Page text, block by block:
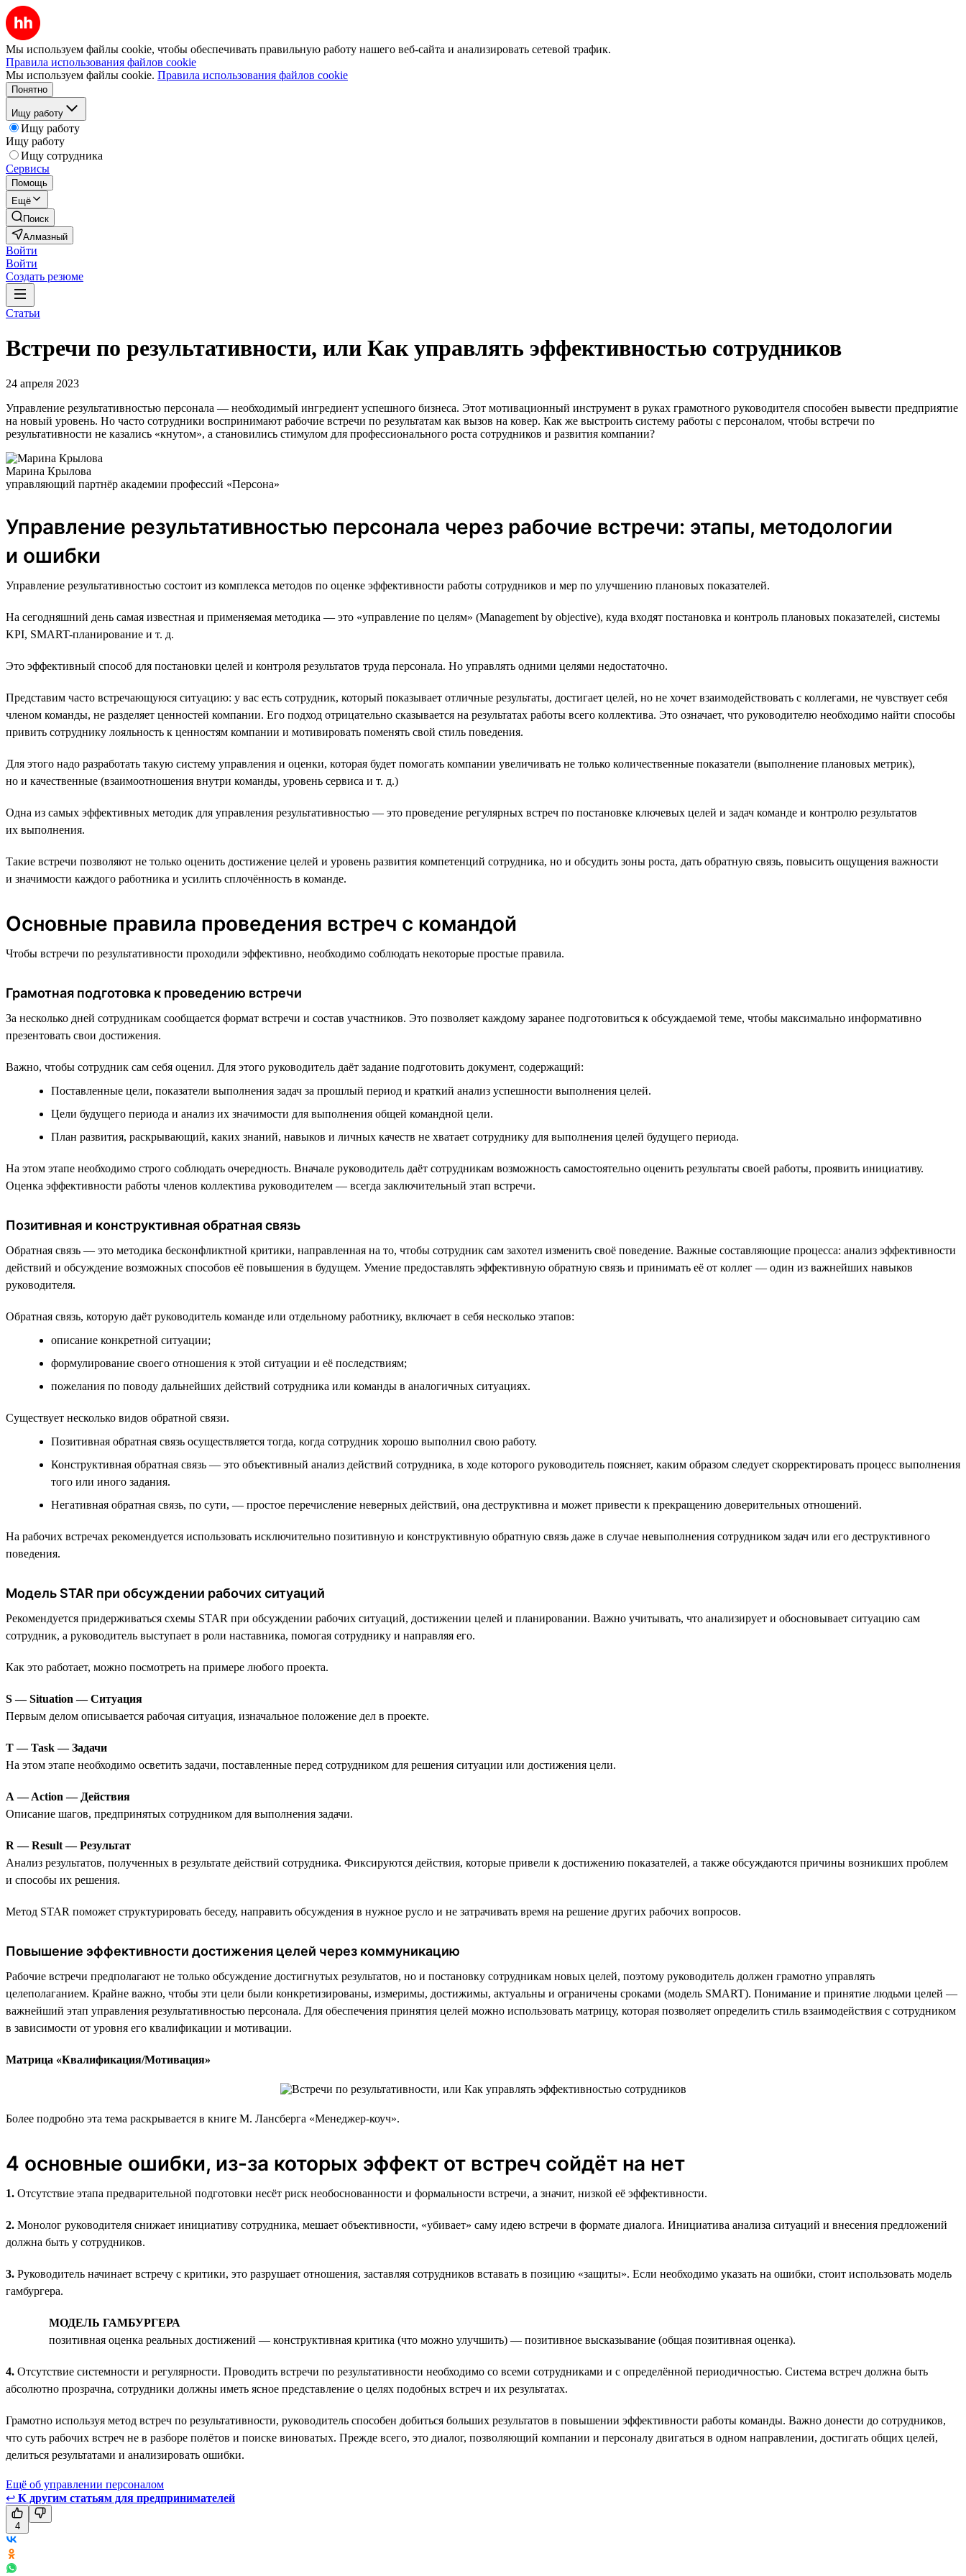
Мы используем файлы cookie, чтобы обеспечивать правильную работу нашего веб-сайта и анализировать сетевой трафик.
Правила использования файлов cookie
Мы используем файлы cookie. Правила использования файлов cookie
Понятно
Ищу работу
Ищу работу
Ищу работу
Ищу сотрудника
Сервисы
Помощь
Ещё
Поиск
Алмазный
Войти
Войти
Создать резюме
Статьи
Встречи по результативности, или Как управлять эффективностью сотрудников
24 апреля 2023
Управление результативностью персонала — необходимый ингредиент успешного бизнеса. Этот мотивационный инструмент в руках грамотного руководителя способен вывести предприятие
на новый уровень. Но часто сотрудники воспринимают рабочие встречи по результатам как вызов на ковер. Как же выстроить систему работы с персоналом, чтобы встречи по
результативности не казались «кнутом», а становились стимулом для профессионального роста сотрудников и развития компании?
Марина Крылова
управляющий партнёр академии профессий «Персона»
Управление результативностью персонала через рабочие встречи: этапы, методологии
и ошибки
Управление результативностью состоит из комплекса методов по оценке эффективности работы сотрудников и мер по улучшению плановых показателей.
На сегодняшний день самая известная и применяемая методика — это «управление по целям» (Management by objective), куда входят постановка и контроль плановых показателей, системы
KPI, SMART-планирование и т. д.
Это эффективный способ для постановки целей и контроля результатов труда персонала. Но управлять одними целями недостаточно.
Представим часто встречающуюся ситуацию: у вас есть сотрудник, который показывает отличные результаты, достигает целей, но не хочет взаимодействовать с коллегами, не чувствует себя
членом команды, не разделяет ценностей компании. Его подход отрицательно сказывается на результатах работы всего коллектива. Это означает, что руководителю необходимо найти способы
привить сотруднику лояльность к ценностям компании и мотивировать поменять свой стиль поведения.
Для этого надо разработать такую систему управления и оценки, которая будет помогать компании увеличивать не только количественные показатели (выполнение плановых метрик),
но и качественные (взаимоотношения внутри команды, уровень сервиса и т. д.)
Одна из самых эффективных методик для управления результативностью — это проведение регулярных встреч по постановке ключевых целей и задач команде и контролю результатов
их выполнения.
Такие встречи позволяют не только оценить достижение целей и уровень развития компетенций сотрудника, но и обсудить зоны роста, дать обратную связь, повысить ощущения важности
и значимости каждого работника и усилить сплочённость в команде.
Основные правила проведения встреч с командой
Чтобы встречи по результативности проходили эффективно, необходимо соблюдать некоторые простые правила.
Грамотная подготовка к проведению встречи
За несколько дней сотрудникам сообщается формат встречи и состав участников. Это позволяет каждому заранее подготовиться к обсуждаемой теме, чтобы максимально информативно
презентовать свои достижения.
Важно, чтобы сотрудник сам себя оценил. Для этого руководитель даёт задание подготовить документ, содержащий:
Поставленные цели, показатели выполнения задач за прошлый период и краткий анализ успешности выполнения целей.
Цели будущего периода и анализ их значимости для выполнения общей командной цели.
План развития, раскрывающий, каких знаний, навыков и личных качеств не хватает сотруднику для выполнения целей будущего периода.
На этом этапе необходимо строго соблюдать очередность. Вначале руководитель даёт сотрудникам возможность самостоятельно оценить результаты своей работы, проявить инициативу.
Оценка эффективности работы членов коллектива руководителем — всегда заключительный этап встречи.
Позитивная и конструктивная обратная связь
Обратная связь — это методика бесконфликтной критики, направленная на то, чтобы сотрудник сам захотел изменить своё поведение. Важные составляющие процесса: анализ эффективности
действий и обсуждение возможных способов её повышения в будущем. Умение предоставлять эффективную обратную связь и принимать её от коллег — один из важнейших навыков
руководителя.
Обратная связь, которую даёт руководитель команде или отдельному работнику, включает в себя несколько этапов:
описание конкретной ситуации;
формулирование своего отношения к этой ситуации и её последствиям;
пожелания по поводу дальнейших действий сотрудника или команды в аналогичных ситуациях.
Существует несколько видов обратной связи.
Позитивная обратная связь осуществляется тогда, когда сотрудник хорошо выполнил свою работу.
Конструктивная обратная связь — это объективный анализ действий сотрудника, в ходе которого руководитель поясняет, каким образом следует скорректировать процесс выполнения
того или иного задания.
Негативная обратная связь, по сути, — простое перечисление неверных действий, она деструктивна и может привести к прекращению доверительных отношений.
На рабочих встречах рекомендуется использовать исключительно позитивную и конструктивную обратную связь даже в случае невыполнения сотрудником задач или его деструктивного
поведения.
Модель STAR при обсуждении рабочих ситуаций
Рекомендуется придерживаться схемы STAR при обсуждении рабочих ситуаций, достижении целей и планировании. Важно учитывать, что анализирует и обосновывает ситуацию сам
сотрудник, а руководитель выступает в роли наставника, помогая сотруднику и направляя его.
Как это работает, можно посмотреть на примере любого проекта.
S — Situation — Ситуация
Первым делом описывается рабочая ситуация, изначальное положение дел в проекте.
T — Task — Задачи
На этом этапе необходимо осветить задачи, поставленные перед сотрудником для решения ситуации или достижения цели.
A — Action — Действия
Описание шагов, предпринятых сотрудником для выполнения задачи.
R — Result — Результат
Анализ результатов, полученных в результате действий сотрудника. Фиксируются действия, которые привели к достижению показателей, а также обсуждаются причины возникших проблем
и способы их решения.
Метод STAR поможет структурировать беседу, направить обсуждения в нужное русло и не затрачивать время на решение других рабочих вопросов.
Повышение эффективности достижения целей через коммуникацию
Рабочие встречи предполагают не только обсуждение достигнутых результатов, но и постановку сотрудникам новых целей, поэтому руководитель должен грамотно управлять
целеполаганием. Крайне важно, чтобы эти цели были конкретизированы, измеримы, достижимы, актуальны и ограничены сроками (модель SMART). Понимание и принятие людьми целей —
важнейший этап управления результативностью персонала. Для обеспечения принятия целей можно использовать матрицу, которая позволяет определить стиль взаимодействия с сотрудником
в зависимости от уровня его квалификации и мотивации.
Матрица «Квалификация/Мотивация»
Более подробно эта тема раскрывается в книге М. Лансберга «Менеджер-коуч».
4 основные ошибки, из-за которых эффект от встреч сойдёт на нет
1. Отсутствие этапа предварительной подготовки несёт риск необоснованности и формальности встречи, а значит, низкой её эффективности.
2. Монолог руководителя снижает инициативу сотрудника, мешает объективности, «убивает» саму идею встречи в формате диалога. Инициатива анализа ситуаций и внесения предложений
должна быть у сотрудников.
3. Руководитель начинает встречу с критики, это разрушает отношения, заставляя сотрудников вставать в позицию «защиты». Если необходимо указать на ошибки, стоит использовать модель
гамбургера.
МОДЕЛЬ ГАМБУРГЕРА
позитивная оценка реальных достижений — конструктивная критика (что можно улучшить) — позитивное высказывание (общая позитивная оценка).
4. Отсутствие системности и регулярности. Проводить встречи по результативности необходимо со всеми сотрудниками и с определённой периодичностью. Система встреч должна быть
абсолютно прозрачна, сотрудники должны иметь ясное представление о целях подобных встреч и их результатах.
Грамотно используя метод встреч по результативности, руководитель способен добиться больших результатов в повышении эффективности работы команды. Важно донести до сотрудников,
что суть рабочих встреч не в разборе полётов и поиске виноватых. Прежде всего, это диалог, позволяющий компании и персоналу двигаться в одном направлении, достигать общих целей,
делиться результатами и анализировать ошибки.
Ещё об управлении персоналом
↩ К другим статьям для предпринимателей
4